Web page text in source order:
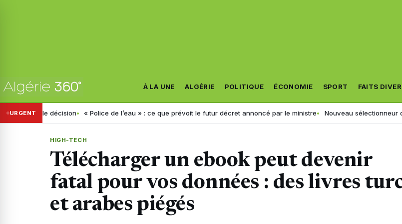
À LA UNE ALGÉRIE POLITIQUE ÉCONOMIE SPORT FAITS
URGENT
décision « Police de l’eau » : ce que prévoit le futur décret annoncé par le ministre Nouveau sélectionneur de l’équipe
HIGH-TECH
Télécharger un ebook peut devenir
fatal pour vos données : des livres
et arabes piégés